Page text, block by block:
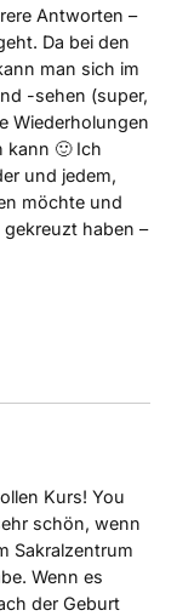
Antworten –
Da bei den
man sich im
-sehen (super,
Wiederholungen
kann 🙂 Ich
und jedem,
möchte und
haben –
Kurs! You
schön, wenn
Sakralzentrum
Wenn es
der Geburt